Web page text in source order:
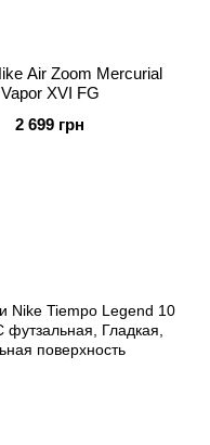
Air Zoom Mercurial
Vapor XVI FG
2 699 грн